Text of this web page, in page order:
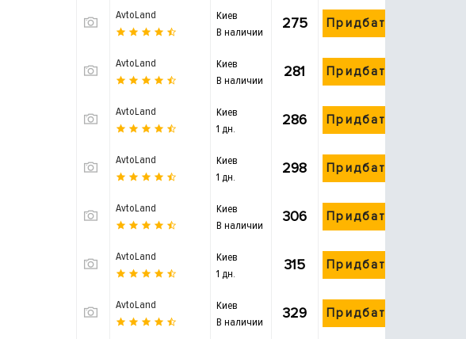
AvtoLand
Киев
В наличии
275 Придбати
AvtoLand
Киев
В наличии
281 Придбати
AvtoLand
Киев
1 дн.
286 Придбати
AvtoLand
Киев
1 дн.
298 Придбати
AvtoLand
Киев
В наличии
306 Придбати
AvtoLand
Киев
1 дн.
315 Придбати
AvtoLand
Киев
В наличии
329 Придбати